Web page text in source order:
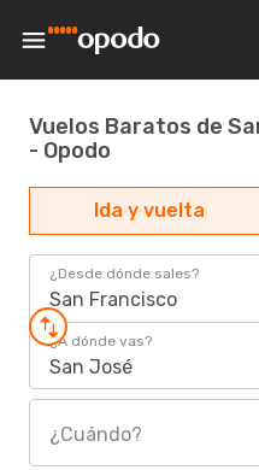
Vuelos Baratos de
- Opodo
Ida y vuelta
¿Desde dónde sales?
San Francisco
¿A dónde vas?
San José
¿Cuándo?